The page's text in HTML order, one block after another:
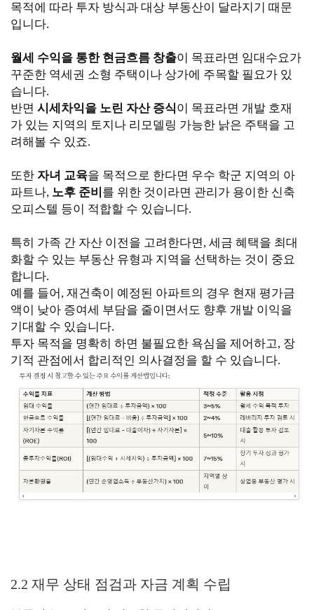
목적에 따라 투자 방식과 대상 부동산이 달라지기 때문
입니다.
월세 수익을 통한 현금흐름 창출이 목표라면 임대수요가
꾸준한 역세권 소형 주택이나 상가에 주목할 필요가 있
습니다.
반면 시세차익을 노린 자산 증식이 목표라면 개발 호재
가 있는 지역의 토지나 리모델링 가능한 낡은 주택을 고
려해볼 수 있죠.
또한 자녀 교육을 목적으로 한다면 우수 학군 지역의 아
파트나, 노후 준비 를 위한 것이라면 관리가 용이한 신축
오피스텔 등이 적합할 수 있습니다.
특히 가족 간 자산 이전을 고려한다면, 세금 혜택을 최대
화할 수 있는 부동산 유형과 지역을 선택하는 것이 중요
합니다.
예를 들어, 재건축이 예정된 아파트의 경우 현재 평가금
액이 낮아 증여세 부담을 줄이면서도 향후 개발 이익을
기대할 수 있습니다.
투자 목적을 명확히 하면 불필요한 욕심을 제어하고, 장
기적 관점에서 합리적인 의사결정을 할 수 있습니다.
2.2 재무 상태 점검과 자금 계획 수립